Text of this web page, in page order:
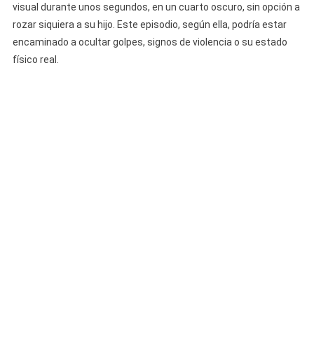
visual durante unos segundos, en un cuarto oscuro, sin opción a
rozar siquiera a su hijo. Este episodio, según ella, podría estar
encaminado a ocultar golpes, signos de violencia o su estado
físico real.